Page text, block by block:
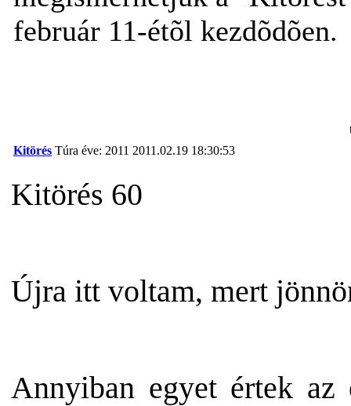
február 11-étõl kezdõdõen.
Kitörés Túra éve: 2011 2011.02.19 18:30:53
Kitörés 60
Újra itt voltam, mert
Annyiban egyet értek